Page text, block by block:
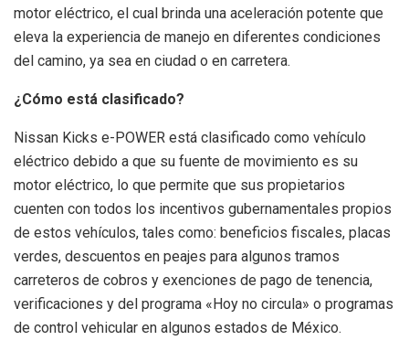
motor eléctrico, el cual brinda una aceleración potente que
eleva la experiencia de manejo en diferentes condiciones
del camino, ya sea en ciudad o en carretera.
¿Cómo está clasificado?
Nissan Kicks e-POWER está clasificado como vehículo
eléctrico debido a que su fuente de movimiento es su
motor eléctrico, lo que permite que sus propietarios
cuenten con todos los incentivos gubernamentales propios
de estos vehículos, tales como: beneficios fiscales, placas
verdes, descuentos en peajes para algunos tramos
carreteros de cobros y exenciones de pago de tenencia,
verificaciones y del programa «Hoy no circula» o programas
de control vehicular en algunos estados de México.